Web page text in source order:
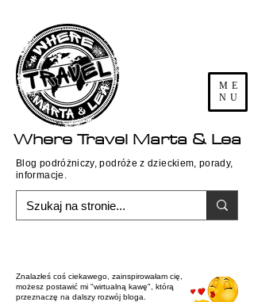
ME
NU
WhereTravel Marta & Lea
Blog podróżniczy, podróże z dzieckiem, porady,
informacje.
Znalazłeś coś ciekawego, zainspirowałam cię,
możesz postawić mi "wirtualną kawę", którą
przeznaczę na dalszy rozwój bloga.